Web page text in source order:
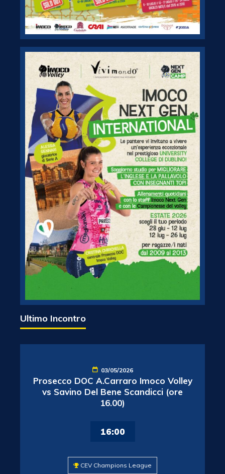
Ultimo Incontro
03/05/2026
Prosecco DOC A.Carraro Imoco Volley
vs Savino Del Bene Scandicci (ore
16.00)
16:00
CEV Champions League